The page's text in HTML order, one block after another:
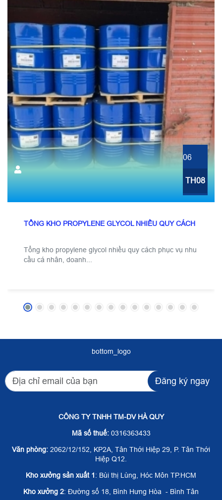
06
TH08
TỔNG KHO PROPYLENE GLYCOL NHIỀU QUY CÁCH
Tổng kho propylene glycol nhiều quy cách phục vụ nhu
cầu cá nhân, doanh...
bottom_logo
Đăng ký ngay
CÔNG TY TNHH TM-DV HÀ QUY
Mã số thuế:0316363433
Văn phòng: 2062/12/152, KP2A, Tân Thới Hiệp 29, P. Tân Thới
Hiệp Q12.
Kho xưởng sản xuất 1: Bùi thị Lùng, Hóc Môn TP.HCM
Kho xưởng 2: Đường số 18, Bình Hưng Hòa - Bình Tân